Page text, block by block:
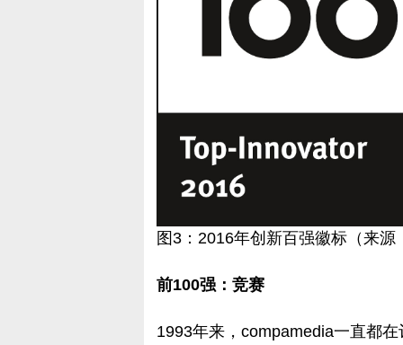
图3：2016年创新百强徽标（来源
前100强：竞赛
1993年来，compamedia一直都